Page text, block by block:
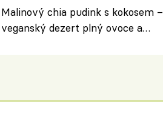
Malinový chia pudink s kokosem –
veganský dezert plný ovoce a